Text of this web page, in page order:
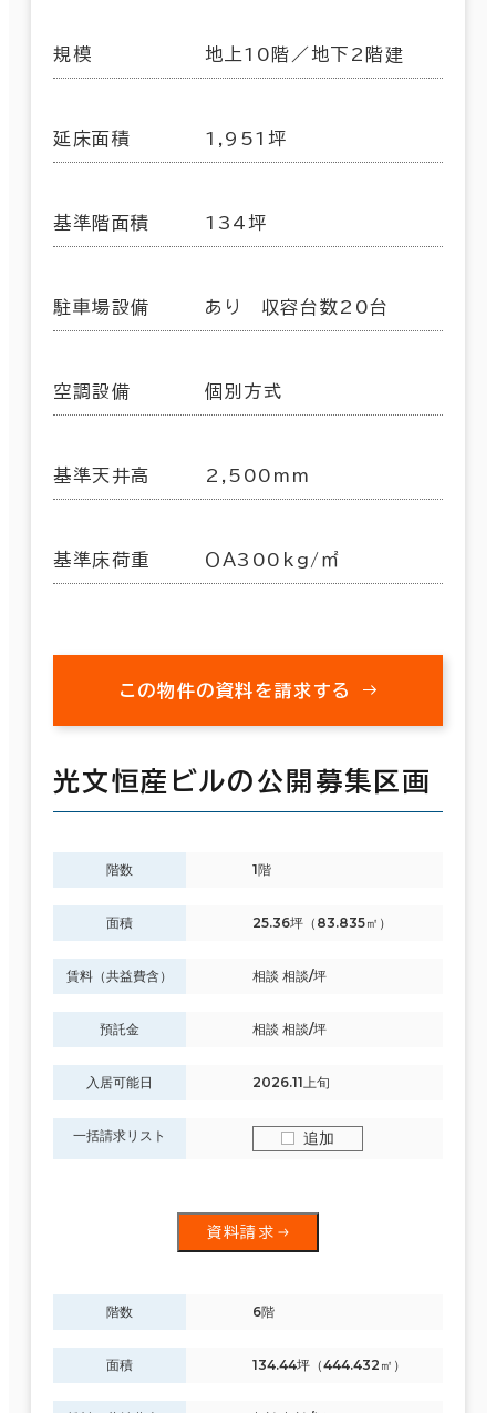
規模 地上10階／地下2階建
延床面積 1,951坪
基準階面積 134坪
駐車場設備 あり 収容台数20台
空調設備 個別方式
基準天井高 2,500mm
基準床荷重 ＯＡ300kg/㎡
この物件の資料を請求する
光文恒産ビルの公開募集区画
階数 1階
面積 25.36坪（83.835㎡）
賃料（共益費含） 相談 相談/坪
預託金 相談 相談/坪
入居可能日 2026.11上旬
一括請求リスト 追加
資料請求
階数 6階
面積 134.44坪（444.432㎡）